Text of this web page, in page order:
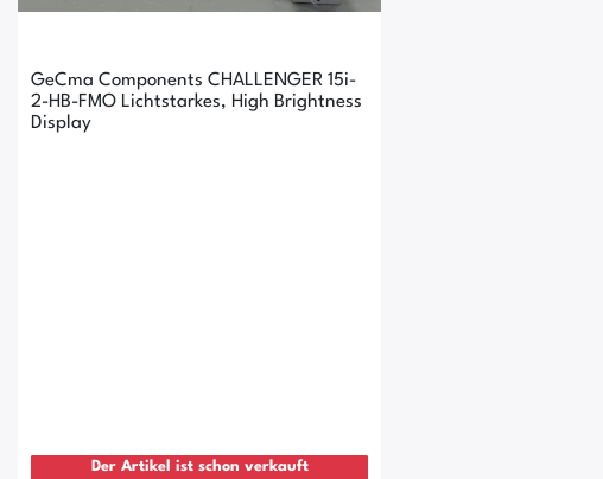
GeCma Components CHALLENGER 15i-
2-HB-FMO Lichtstarkes, High Brightness
Display
Der Artikel ist schon verkauft